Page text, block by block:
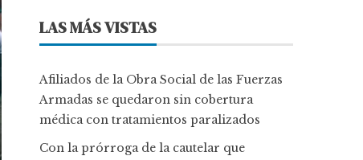
LAS MÁS VISTAS
Afiliados de la Obra Social de las Fuerzas
Armadas se quedaron sin cobertura
médica con tratamientos paralizados
Con la prórroga de la cautelar que